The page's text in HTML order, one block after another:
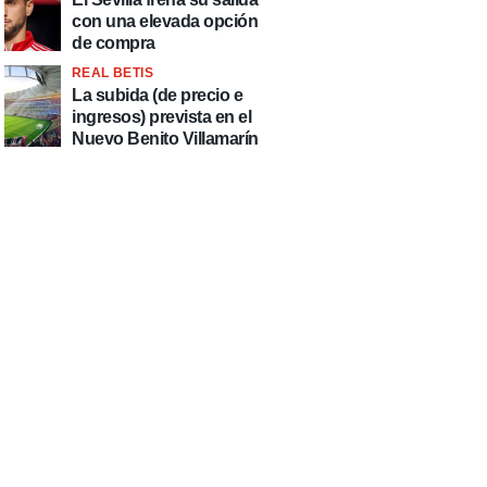
con una elevada opción
de compra
REAL BETIS
La subida (de precio e
ingresos) prevista en el
Nuevo Benito Villamarín